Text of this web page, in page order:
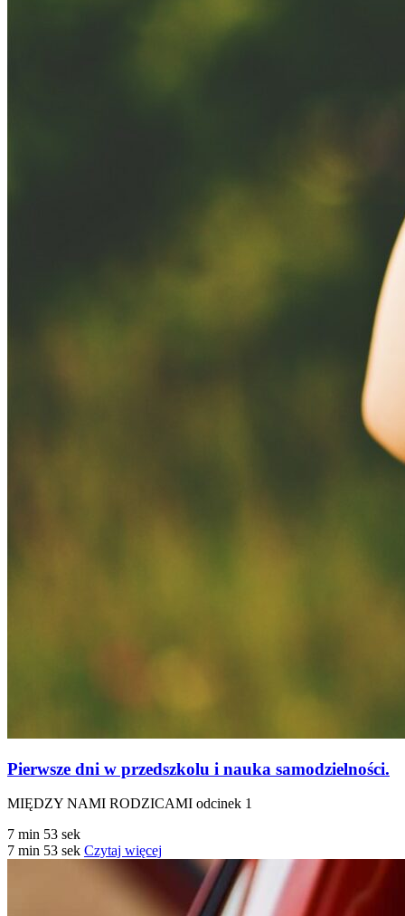
Pierwsze dni w przedszkolu i nauka samodzielności.
MIĘDZY NAMI RODZICAMI odcinek 1
7 min 53 sek
7 min 53 sek Czytaj więcej